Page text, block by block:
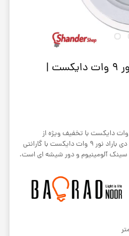
پنل دورشیشه ال ای دی باراد نور 9 وات دایکست |
خرید عمده پنل دورشیشه ال ای دی باراد نور 9 وات دایکست با تخفیف ویژه از
شاندرشاپ. بهترین قیمت پنل دورشیشه ال ای دی باراد نور 9 وات دایکست با گارانتی